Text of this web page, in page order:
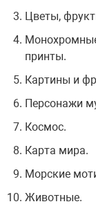
Цветы,
принты.
Картины и
Персонажи
Космос.
Карта мира.
Морские
Животные.